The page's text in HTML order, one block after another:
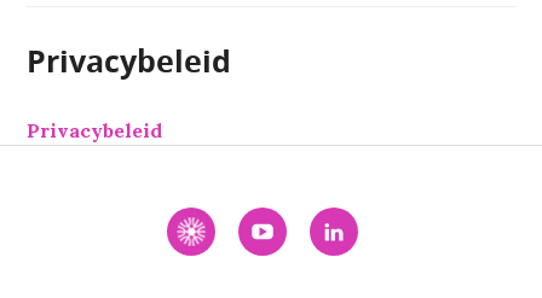
Privacybeleid
Privacybeleid
Interactie
Academie
YouTubeLinkedIn